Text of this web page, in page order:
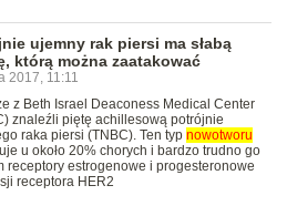
ujemny rak piersi ma słabą
którą można zaatakować
2017, 11:11
z Beth Israel Deaconess Medical Center
znaleźli piętę achillesową potrójnie
raka piersi (TNBC). Ten typ nowotworu
u około 20% chorych i bardzo trudno go
receptory estrogenowe i progesteronowe
receptora HER2